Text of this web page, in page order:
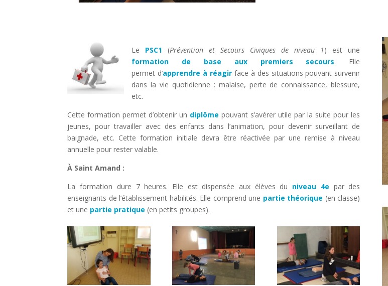
Le PSC1 (Prévention et Secours Civiques de niveau 1) est une
formation de base aux premiers secours. Elle
permet d’apprendre à réagir face à des situations pouvant survenir
dans la vie quotidienne : malaise, perte de connaissance, blessure,
etc.
Cette formation permet d’obtenir un diplôme pouvant s’avérer utile par la suite pour les
jeunes, pour travailler avec des enfants dans l’animation, pour devenir surveillant de
baignade, etc. Cette formation initiale devra être réactivée par une remise à niveau
annuelle pour rester valable.
À Saint Amand :
La formation dure 7 heures. Elle est dispensée aux élèves du niveau 4e par des
enseignants de l’établissement habilités. Elle comprend une partie théorique (en classe)
et une partie pratique (en petits groupes).